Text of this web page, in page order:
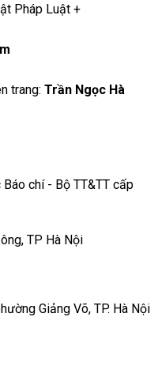
Pháp Luật +
trang: Trần Ngọc Hà
chí - Bộ TT&TT cấp
TP Hà Nội
Giảng Võ, TP. Hà Nội